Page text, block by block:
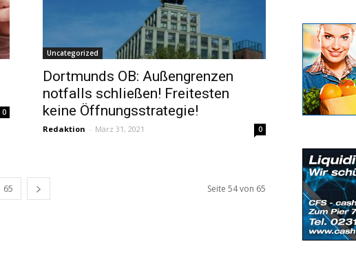
0
Uncategorized
Dortmunds OB: Außengrenzen
notfalls schließen! Freitesten
keine Öffnungsstrategie!
Redaktion - März 31, 2021 0
65 Seite 54 von 65